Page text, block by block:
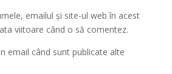
emailul și site-ul web în acest
viitoare când o să comentez.
email când sunt publicate alte